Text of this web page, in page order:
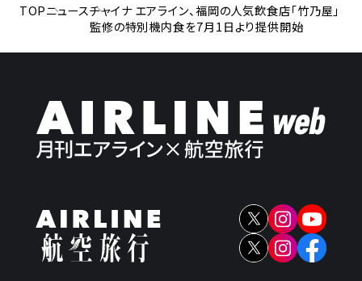
TOPニュースチャイナ エアライン、福岡の人気飲食店「竹乃屋」
監修の特別機内食を7月1日より提供開始